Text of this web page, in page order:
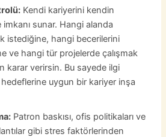
Kendi kariyerini kendin
sunar. Hangi alanda
istediğine, hangi becerilerini
ve hangi tür projelerde çalışmak
karar verirsin. Bu sayede ilgi
hedeflerine uygun bir kariyer inşa
Patron baskısı, ofis politikaları ve
gibi stres faktörlerinden